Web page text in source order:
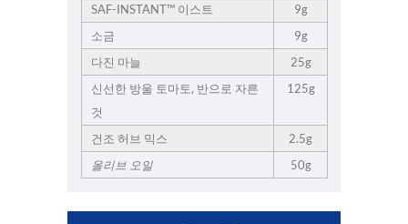
SAF-INSTANT™ 이스트
9g
소금
9g
다진 마늘
25g
신선한 방울 토마토, 반으로 자른
것
125g
건조 허브 믹스
2.5g
올리브 오일 50g